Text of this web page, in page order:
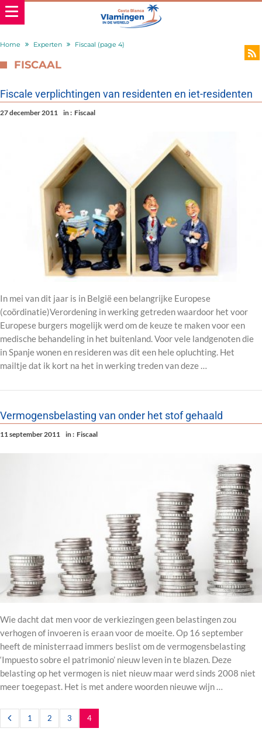
Home Experten Fiscaal (page 4)
FISCAAL
Fiscale verplichtingen van residenten en iet-residenten
27 december 2011 in : Fiscaal
In mei van dit jaar is in België een belangrijke Europese
(coördinatie)Verordening in werking getreden waardoor het voor
Europese burgers mogelijk werd om de keuze te maken voor een
medische behandeling in het buitenland. Voor vele landgenoten die
in Spanje wonen en resideren was dit een hele opluchting. Het
mailtje dat ik kort na het in werking treden van deze …
Vermogensbelasting van onder het stof gehaald
11 september 2011 in : Fiscaal
Wie dacht dat men voor de verkiezingen geen belastingen zou
verhogen of invoeren is eraan voor de moeite. Op 16 september
heeft de ministerraad immers beslist om de vermogensbelasting
‘Impuesto sobre el patrimonio’ nieuw leven in te blazen. Deze
belasting op het vermogen is niet nieuw maar werd sinds 2008 niet
meer toegepast. Het is met andere woorden nieuwe wijn …
1 2 3 4